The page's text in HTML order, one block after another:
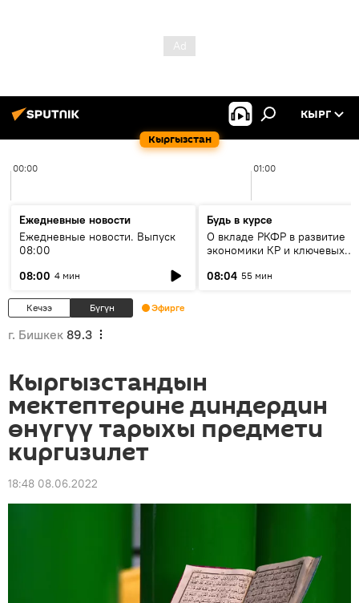
Кыргызстан
КЫРГ
00:00 01:00
Ежедневные новости
Ежедневные новости. Выпуск
08:00
08:00 4 мин
Будь в курсе
О вкладе РКФР в развитие
экономики КР и ключевых
08:04 55 мин
Кечээ Бүгүн Эфирге
г. Бишкек 89.3
Кыргызстандын
мектептерине диндердин
өнүгүү тарыхы предмети
киргизилет
18:48 08.06.2022